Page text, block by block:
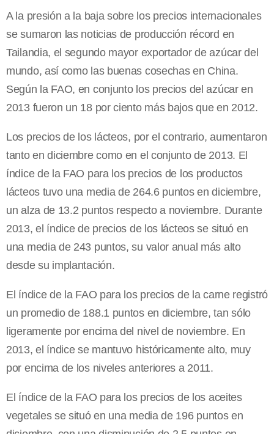
A la presión a la baja sobre los precios internacionales
se sumaron las noticias de producción récord en
Tailandia, el segundo mayor exportador de azúcar del
mundo, así como las buenas cosechas en China.
Según la FAO, en conjunto los precios del azúcar en
2013 fueron un 18 por ciento más bajos que en 2012.
Los precios de los lácteos, por el contrario, aumentaron
tanto en diciembre como en el conjunto de 2013. El
índice de la FAO para los precios de los productos
lácteos tuvo una media de 264.6 puntos en diciembre,
un alza de 13.2 puntos respecto a noviembre. Durante
2013, el índice de precios de los lácteos se situó en
una media de 243 puntos, su valor anual más alto
desde su implantación.
El índice de la FAO para los precios de la carne registró
un promedio de 188.1 puntos en diciembre, tan sólo
ligeramente por encima del nivel de noviembre. En
2013, el índice se mantuvo históricamente alto, muy
por encima de los niveles anteriores a 2011.
El índice de la FAO para los precios de los aceites
vegetales se situó en una media de 196 puntos en